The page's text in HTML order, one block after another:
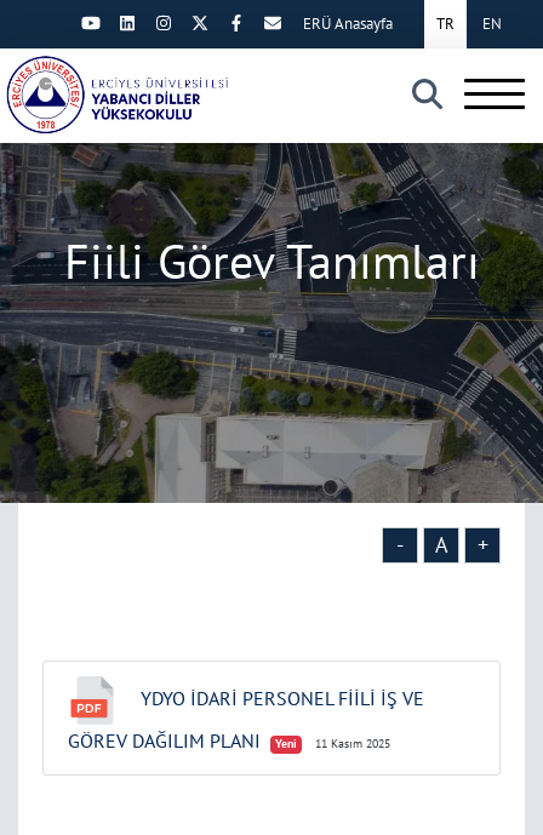
×
TR EN
ERÜ Anasayfa
Fiili Görev Tanımları
- A +
YDYO İDARİ PERSONEL FİİLİ İŞ VE
GÖREV DAĞILIM PLANI
Yeni 11 Kasım 2025